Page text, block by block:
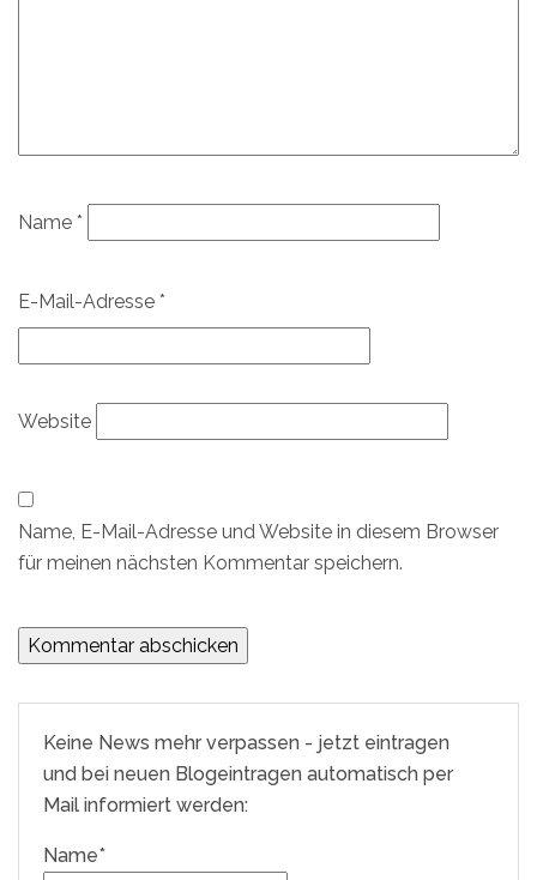
Name *
E-Mail-Adresse *
Website
Name, E-Mail-Adresse und Website in diesem Browser
für meinen nächsten Kommentar speichern.
Keine News mehr verpassen - jetzt eintragen
und bei neuen Blogeintragen automatisch per
Mail informiert werden:
Name*